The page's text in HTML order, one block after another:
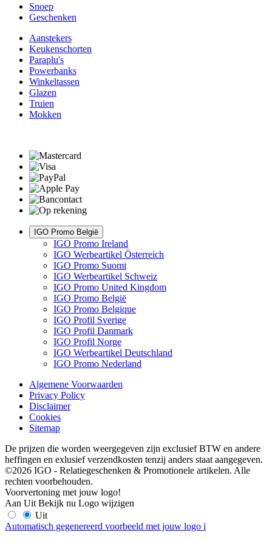
Snoep
Geschenken
Aanstekers
Keukenschorten
Paraplu's
Powerbanks
Winkeltassen
Glazen
Truien
Mokken
IGO Promo België
IGO Promo Ireland
IGO Werbeartikel Österreich
IGO Promo Suomi
IGO Werbeartikel Schweiz
IGO Promo United Kingdom
IGO Promo België
IGO Promo Belgique
IGO Profil Sverige
IGO Profil Danmark
IGO Profil Norge
IGO Werbeartikel Deutschland
IGO Promo Nederland
Algemene Voorwaarden
Privacy Policy
Disclaimer
Cookies
Sitemap
De prijzen die worden weergegeven zijn exclusief BTW en andere
heffingen en exlusief verzendkosten tenzij anders staat aangegeven.
©2026 IGO - Relatiegeschenken & Promotionele artikelen. Alle
rechten voorbehouden.
Voorvertoning met jouw logo!
Aan Uit Bekijk nu Logo wijzigen
Uit
Automatisch gegenereerd voorbeeld met jouw logo i